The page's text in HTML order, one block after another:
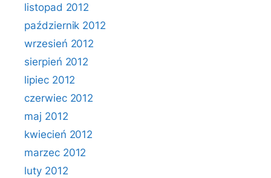
listopad 2012
październik 2012
wrzesień 2012
sierpień 2012
lipiec 2012
czerwiec 2012
maj 2012
kwiecień 2012
marzec 2012
luty 2012